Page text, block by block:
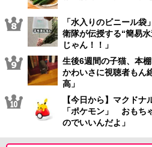
「水入りのビニール
衛隊が伝授する“簡易
じゃん！！」
生後6週間の子猫、本
かわいさに視聴者もん
高」
【今日から】マクド
「ポケモン」 おもち
のでいいんだよ」